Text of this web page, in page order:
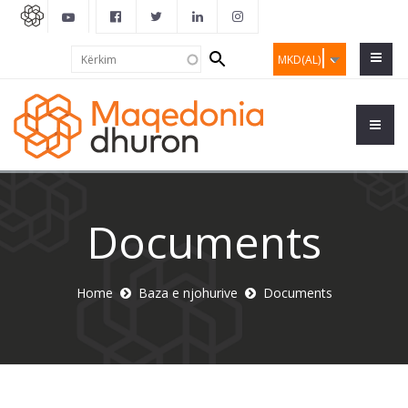
MKD(AL)
Search
form
Documents
Home Baza e njohurive Documents